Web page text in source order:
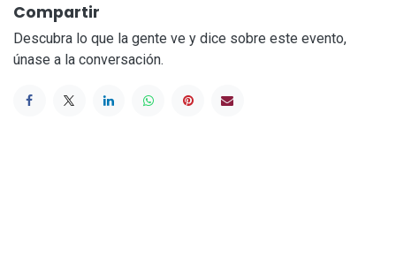
Compartir
Descubra lo que la gente ve y dice sobre este evento,
únase a la conversación.